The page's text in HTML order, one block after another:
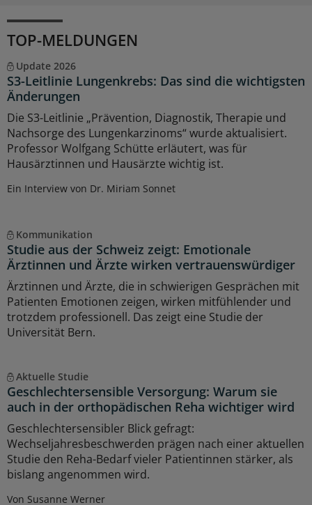
TOP-MELDUNGEN
Update 2026
S3-Leitlinie Lungenkrebs: Das sind die wichtigsten
Änderungen
Die S3-Leitlinie „Prävention, Diagnostik, Therapie und
Nachsorge des Lungenkarzinoms“ wurde aktualisiert.
Professor Wolfgang Schütte erläutert, was für
Hausärztinnen und Hausärzte wichtig ist.
Ein Interview von Dr. Miriam Sonnet
Kommunikation
Studie aus der Schweiz zeigt: Emotionale
Ärztinnen und Ärzte wirken vertrauenswürdiger
Ärztinnen und Ärzte, die in schwierigen Gesprächen mit
Patienten Emotionen zeigen, wirken mitfühlender und
trotzdem professionell. Das zeigt eine Studie der
Universität Bern.
Aktuelle Studie
Geschlechtersensible Versorgung: Warum sie
auch in der orthopädischen Reha wichtiger wird
Geschlechtersensibler Blick gefragt:
Wechseljahresbeschwerden prägen nach einer aktuellen
Studie den Reha-Bedarf vieler Patientinnen stärker, als
bislang angenommen wird.
Von Susanne Werner